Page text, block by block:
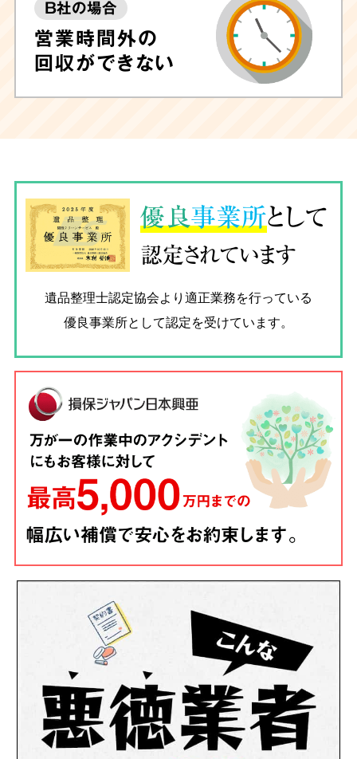
B社の場合
営業時間外の
回収ができない
優良事業所として
認定されています
遺品整理士認定協会より適正業務を行っている
優良事業所として認定を受けています。